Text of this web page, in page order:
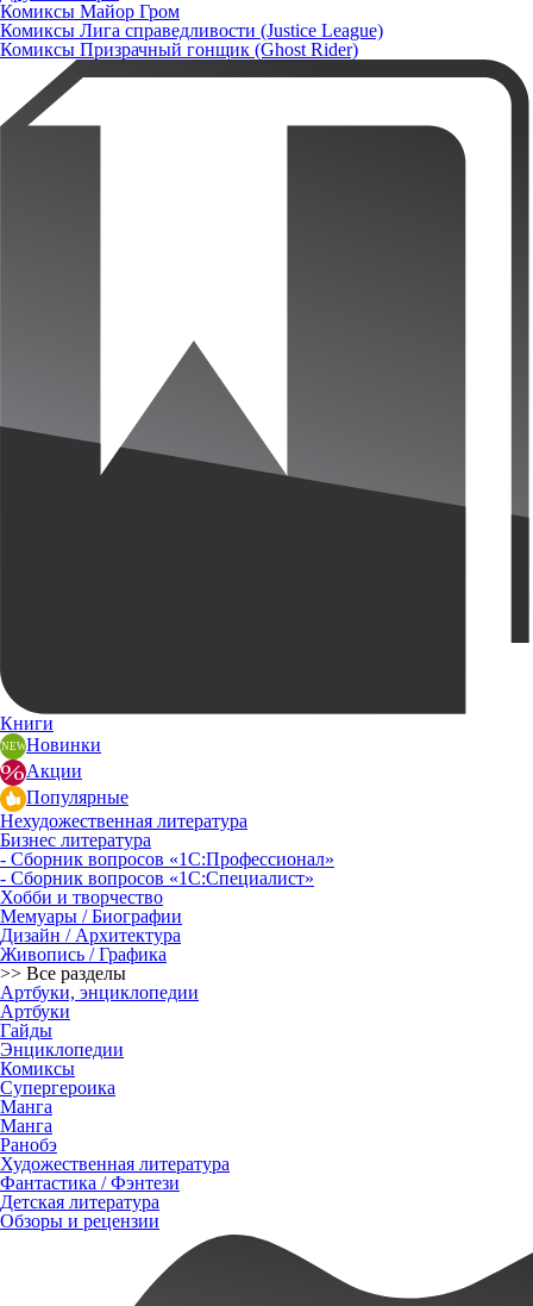
Комиксы Майор Гром
Комиксы Лига справедливости (Justice League)
Комиксы Призрачный гонщик (Ghost Rider)
Книги
Новинки
Акции
Популярные
Нехудожественная литература
Бизнес литература
- Сборник вопросов «1С:Профессионал»
- Сборник вопросов «1С:Специалист»
Хобби и творчество
Мемуары / Биографии
Дизайн / Архитектура
Живопись / Графика
>> Все разделы
Артбуки, энциклопедии
Артбуки
Гайды
Энциклопедии
Комиксы
Супергероика
Манга
Манга
Ранобэ
Художественная литература
Фантастика / Фэнтези
Детская литература
Обзоры и рецензии